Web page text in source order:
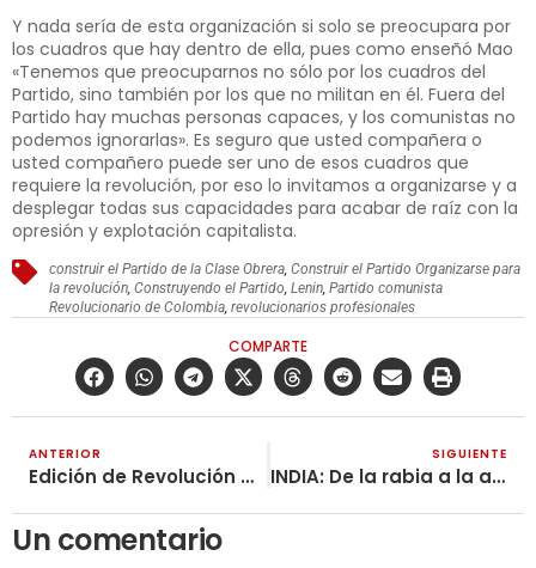
Y nada sería de esta organización si solo se preocupara por
los cuadros que hay dentro de ella, pues como enseñó Mao
«Tenemos que preocuparnos no sólo por los cuadros del
Partido, sino también por los que no militan en él. Fuera del
Partido hay muchas personas capaces, y los comunistas no
podemos ignorarlas». Es seguro que usted compañera o
usted compañero puede ser uno de esos cuadros que
requiere la revolución, por eso lo invitamos a organizarse y a
desplegar todas sus capacidades para acabar de raíz con la
opresión y explotación capitalista.
construir el Partido de la Clase Obrera,Construir el Partido Organizarse para
la revolución,Construyendo el Partido,Lenin,Partido comunista
Revolucionario de Colombia,revolucionarios profesionales
COMPARTE
ANTERIOR
Edición de Revolución Obrera No. 500
SIGUIENTE
INDIA: De la rabia a la alegría. Primera derrota de MoShah (Palabras de Azadi desde la India)
Un comentario